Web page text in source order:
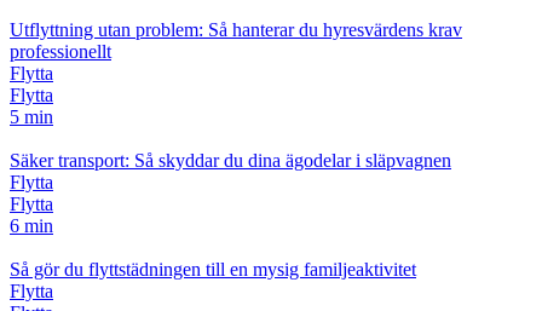
Utflyttning utan problem: Så hanterar du hyresvärdens krav
professionellt
Flytta
Flytta
5 min
Säker transport: Så skyddar du dina ägodelar i släpvagnen
Flytta
Flytta
6 min
Så gör du flyttstädningen till en mysig familjeaktivitet
Flytta